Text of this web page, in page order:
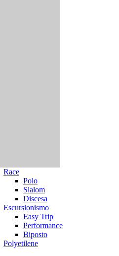
Race
Polo
Slalom
Discesa
Escursionismo
Easy Trip
Performance
Biposto
Polyetilene